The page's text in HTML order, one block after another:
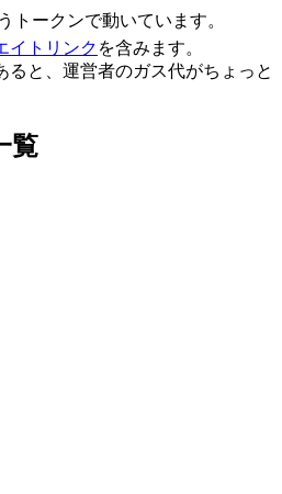
トークンで動いています。
イトリンク を含みます。
ると、運営者のガス代がちょっと
覧